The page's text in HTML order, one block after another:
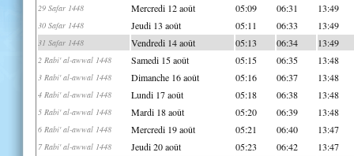
29 Safar 1448 Mercredi 12 août 05:09 06:31 13:49
30 Safar 1448 Jeudi 13 août 05:11 06:33 13:49
31 Safar 1448 Vendredi 14 août 05:13 06:34 13:49
2 Rabi' al-awwal 1448 Samedi 15 août 05:15 06:35 13:48
3 Rabi' al-awwal 1448 Dimanche 16 août 05:16 06:37 13:48
4 Rabi' al-awwal 1448 Lundi 17 août 05:18 06:38 13:48
5 Rabi' al-awwal 1448 Mardi 18 août 05:20 06:39 13:48
6 Rabi' al-awwal 1448 Mercredi 19 août 05:21 06:40 13:47
7 Rabi' al-awwal 1448 Jeudi 20 août 05:23 06:42 13:47